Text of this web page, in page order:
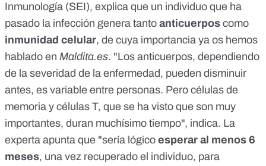
Inmunología (SEI), explica que un individuo que ha
pasado la infección genera tanto anticuerpos como
inmunidad celular, de cuya importancia ya os hemos
hablado en Maldita.es. "Los anticuerpos, dependiendo
de la severidad de la enfermedad, pueden disminuir
antes, es variable entre personas. Pero células de
memoria y células T, que se ha visto que son muy
importantes, duran muchísimo tiempo", indica. La
experta apunta que "sería lógico esperar al menos 6
meses, una vez recuperado el individuo, para